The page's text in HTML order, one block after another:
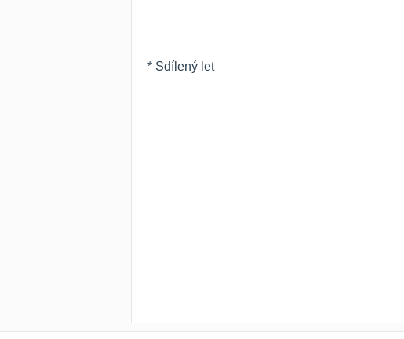
* Sdílený let